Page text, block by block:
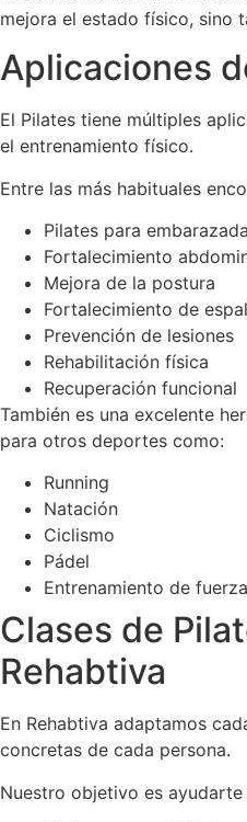
mejora el estado físico, sino
Aplicaciones
El Pilates tiene múltiples
el entrenamiento físico.
Entre las más habituales
Pilates para
Fortalecimiento
Mejora de la postura
Fortalecimiento de
Prevención de lesiones
Rehabilitación física
Recuperación funcional
También es una excelente
para otros deportes como:
Running
Natación
Ciclismo
Pádel
Entrenamiento de fuerza
Clases de
Rehabtiva
En Rehabtiva adaptamos
concretas de cada persona.
Nuestro objetivo es ayudarte